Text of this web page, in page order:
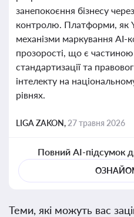
занепокоєння бізнесу
контролю. Платформи, як
механізми маркування AI-
прозорості, що є
стандартизації та
інтелекту на
рівнях.
LIGA ZAKON, 27 травня 2026
Повний AI-підсумок
Теми, які можуть вас